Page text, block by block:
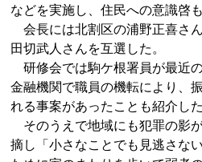
などを実施し、住民への意識啓
会長には北割区の浦野正喜さ
田切武人さんを互選した。
研修会では駒ケ根署員が最近
金融機関で職員の機転により、
れる事案があったことも紹介した
そのうえで地域にも犯罪の影
摘し「小さなことでも見逃さな